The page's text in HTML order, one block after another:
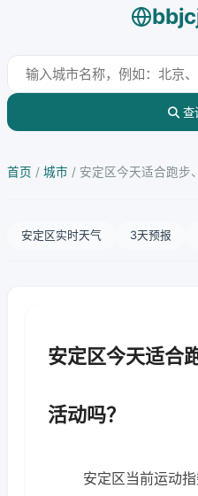
查
首页 / 城市 / 安定区今天适合跑步
安定区实时天气 3天预报
安定区今天适合
活动吗？
安定区当前运动指